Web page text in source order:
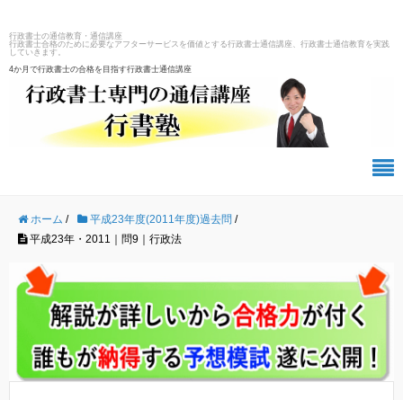
行政書士の通信教育・通信講座
行政書士合格のために必要なアフターサービスを価値とする行政書士通信講座、行政書士通信教育を実践
していきます。
4か月で行政書士の合格を目指す行政書士通信講座
ホーム / 平成23年度(2011年度)過去問 /
平成23年・2011｜問9｜行政法